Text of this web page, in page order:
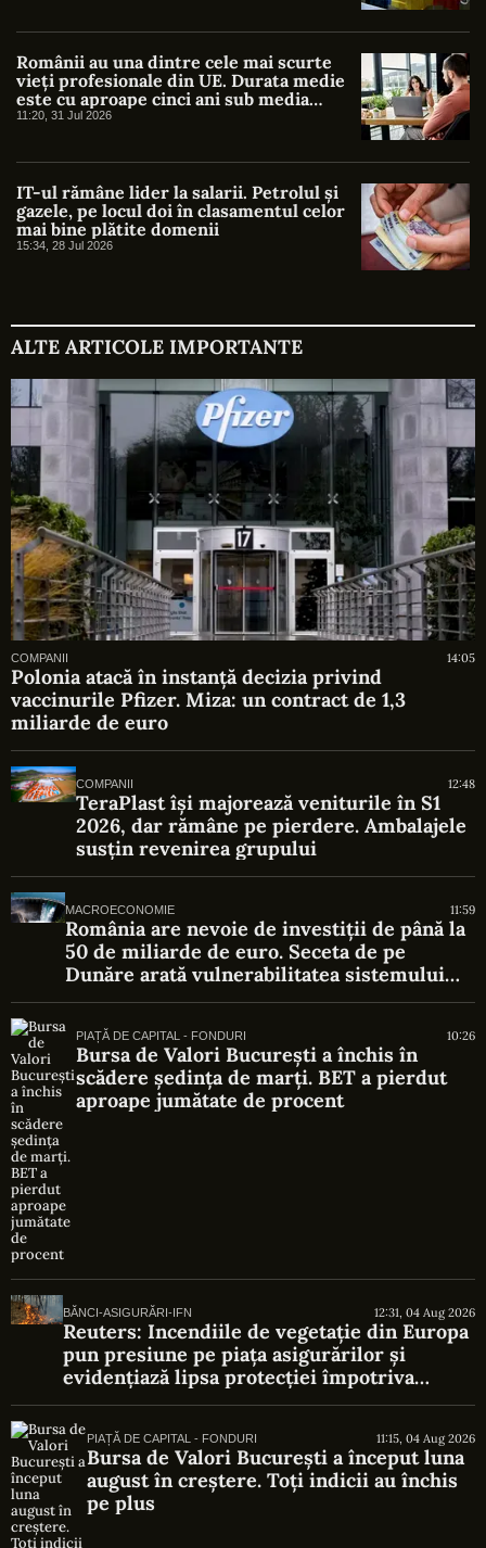
Românii au una dintre cele mai scurte
vieți profesionale din UE. Durata medie
este cu aproape cinci ani sub media
europeană
11:20, 31 Jul 2026
IT-ul rămâne lider la salarii. Petrolul și
gazele, pe locul doi în clasamentul celor
mai bine plătite domenii
15:34, 28 Jul 2026
ALTE ARTICOLE IMPORTANTE
COMPANII 14:05
Polonia atacă în instanță decizia privind
vaccinurile Pfizer. Miza: un contract de 1,3
miliarde de euro
COMPANII 12:48
TeraPlast își majorează veniturile în S1
2026, dar rămâne pe pierdere. Ambalajele
susțin revenirea grupului
MACROECONOMIE 11:59
România are nevoie de investiții de până la
50 de miliarde de euro. Seceta de pe
Dunăre arată vulnerabilitatea sistemului
energetic
PIAȚĂ DE CAPITAL - FONDURI 10:26
Bursa de Valori București a închis în
scădere ședința de marți. BET a pierdut
aproape jumătate de procent
BĂNCI-ASIGURĂRI-IFN 12:31, 04 Aug 2026
Reuters: Incendiile de vegetație din Europa
pun presiune pe piața asigurărilor și
evidențiază lipsa protecției împotriva
riscurilor climatice
PIAȚĂ DE CAPITAL - FONDURI 11:15, 04 Aug 2026
Bursa de Valori București a început luna
august în creștere. Toți indicii au închis
pe plus